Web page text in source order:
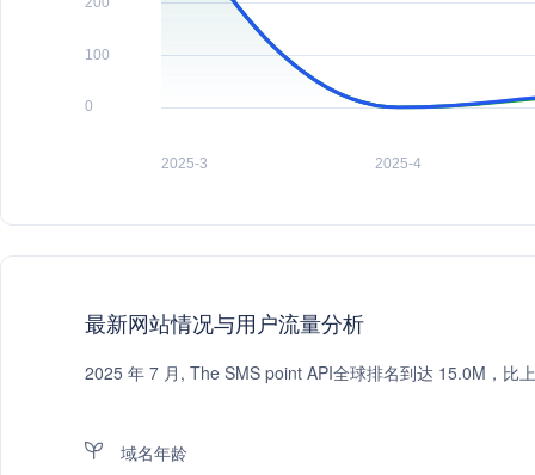
最新网站情况与用户流量分析
2025 年 7 月, The SMS point API全球排名到达 15.0M，比
域名年龄